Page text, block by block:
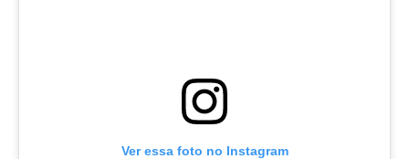
Ver essa foto no Instagram